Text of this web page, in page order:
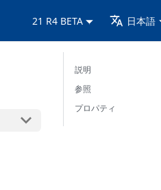
21 R4 BETA 日本語
説明
参照
プロパティ